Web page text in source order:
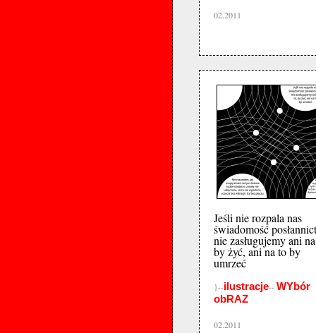
02.2011
Jeśli nie rozpala nas
świadomość
nie zasługujemy ani
by żyć, ani na to by
umrzeć
}--ilustracje--WYbór
obRAZ
02.2011